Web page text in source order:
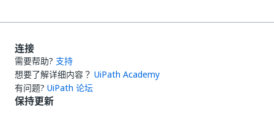
连接
需要帮助? 支持
想要了解详细内容？ UiPath Academy
有问题? UiPath 论坛
保持更新